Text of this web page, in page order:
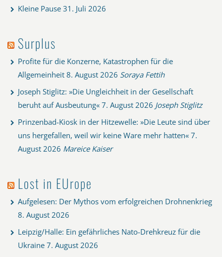
Kleine Pause 31. Juli 2026
Surplus
Profite für die Konzerne, Katastrophen für die
Allgemeinheit 8. August 2026 Soraya Fettih
Joseph Stiglitz: »Die Ungleichheit in der Gesellschaft
beruht auf Ausbeutung« 7. August 2026 Joseph Stiglitz
Prinzenbad-Kiosk in der Hitzewelle: »Die Leute sind über
uns hergefallen, weil wir keine Ware mehr hatten« 7.
August 2026 Mareice Kaiser
Lost in EUrope
Aufgelesen: Der Mythos vom erfolgreichen Drohnenkrieg
8. August 2026
Leipzig/Halle: Ein gefährliches Nato-Drehkreuz für die
Ukraine 7. August 2026